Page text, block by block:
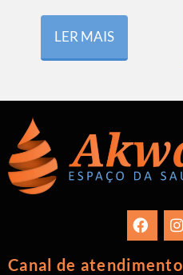
LER MAIS
Canal de atendimento